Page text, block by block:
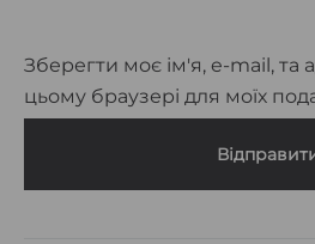
Зберегти моє ім'я, e-mail, та
цьому браузері для моїх